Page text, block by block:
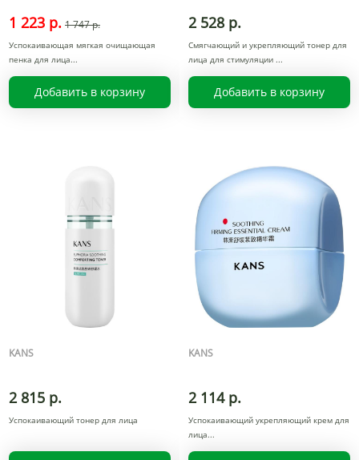
1 223 р. 1 747 р.
Успокаивающая мягкая очищающая
пенка для лица
Добавить в корзину
2 528 р.
Смягчающий и укрепляющий тонер для
лица для стимуляции
Добавить в корзину
KANS
2 815 р.
Успокаивающий тонер для лица
KANS
2 114 р.
Успокаивающий укрепляющий крем для
лица